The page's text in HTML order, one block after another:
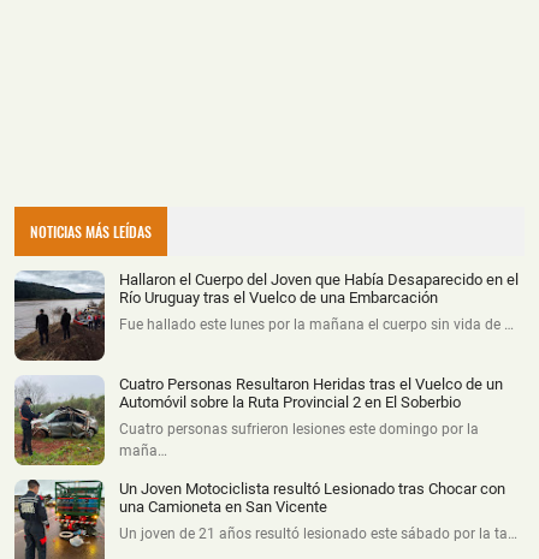
NOTICIAS MÁS LEÍDAS
Hallaron el Cuerpo del Joven que Había Desaparecido en el
Río Uruguay tras el Vuelco de una Embarcación
Fue hallado este lunes por la mañana el cuerpo sin vida de …
Cuatro Personas Resultaron Heridas tras el Vuelco de un
Automóvil sobre la Ruta Provincial 2 en El Soberbio
Cuatro personas sufrieron lesiones este domingo por la
maña…
Un Joven Motociclista resultó Lesionado tras Chocar con
una Camioneta en San Vicente
Un joven de 21 años resultó lesionado este sábado por la ta…